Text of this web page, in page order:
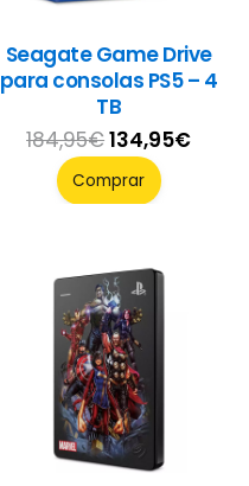
Seagate Game Drive
para consolas PS5 – 4
TB
184,95€El
precio
original
184,95€.
134,95€El
Comprar